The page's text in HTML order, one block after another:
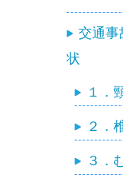
交通事
状
１．
２．
３．